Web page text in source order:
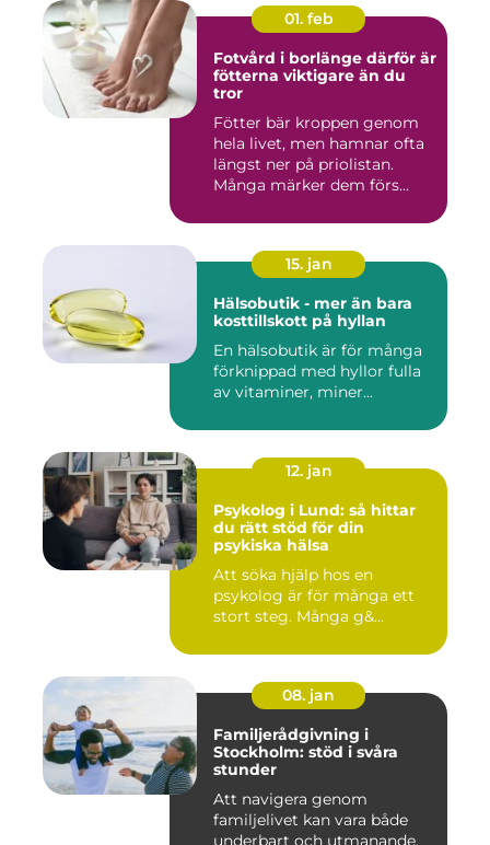
01. feb
Fotvård i borlänge därför är
fötterna viktigare än du
tror
Fötter bär kroppen genom
hela livet, men hamnar ofta
längst ner på priolistan.
Många märker dem förs...
15. jan
Hälsobutik - mer än bara
kosttillskott på hyllan
En hälsobutik är för många
förknippad med hyllor fulla
av vitaminer, miner...
12. jan
Psykolog i Lund: så hittar
du rätt stöd för din
psykiska hälsa
Att söka hjälp hos en
psykolog är för många ett
stort steg. Många g&...
08. jan
Familjerådgivning i
Stockholm: stöd i svåra
stunder
Att navigera genom
familjelivet kan vara både
underbart och utmanande.